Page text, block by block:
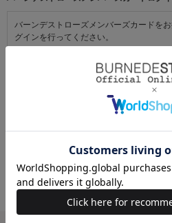
バーンデストローズメンバーズカードを
グインを行ってください。
初めてご利用の方・会員以外の方
初めてご利用のお客様は、こちらから会
うになります。